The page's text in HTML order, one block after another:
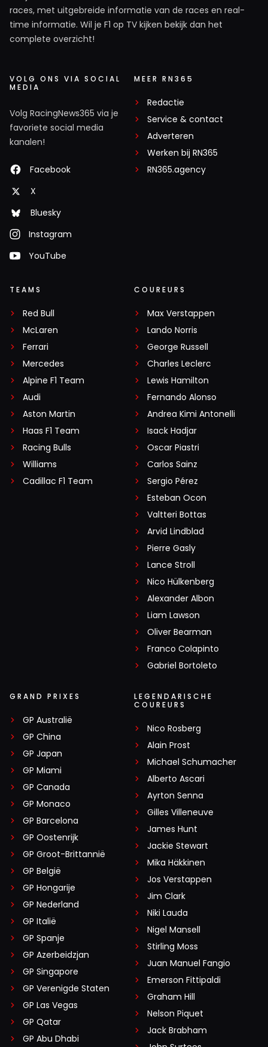
races, met uitgebreide informatie van de races en real-
time informatie. Wil je F1 op TV kijken bekijk dan het
complete overzicht!
VOLG ONS VIA SOCIAL
MEDIA
Volg RacingNews365 via je
favoriete social media
kanalen!
Facebook
X
Bluesky
Instagram
YouTube
MEER RN365
Redactie
Service & contact
Adverteren
Werken bij RN365
RN365.agency
TEAMS
Red Bull
McLaren
Ferrari
Mercedes
Alpine F1 Team
Audi
Aston Martin
Haas F1 Team
Racing Bulls
Williams
Cadillac F1 Team
COUREURS
Max Verstappen
Lando Norris
George Russell
Charles Leclerc
Lewis Hamilton
Fernando Alonso
Andrea Kimi Antonelli
Isack Hadjar
Oscar Piastri
Carlos Sainz
Sergio Pérez
Esteban Ocon
Valtteri Bottas
Arvid Lindblad
Pierre Gasly
Lance Stroll
Nico Hülkenberg
Alexander Albon
Liam Lawson
Oliver Bearman
Franco Colapinto
Gabriel Bortoleto
GRAND PRIXES
GP Australië
GP China
GP Japan
GP Miami
GP Canada
GP Monaco
GP Barcelona
GP Oostenrijk
GP Groot-Brittannië
GP België
GP Hongarije
GP Nederland
GP Italië
GP Spanje
GP Azerbeidzjan
GP Singapore
GP Verenigde Staten
GP Las Vegas
GP Qatar
GP Abu Dhabi
LEGENDARISCHE
COUREURS
Nico Rosberg
Alain Prost
Michael Schumacher
Alberto Ascari
Ayrton Senna
Gilles Villeneuve
James Hunt
Jackie Stewart
Mika Häkkinen
Jos Verstappen
Jim Clark
Niki Lauda
Nigel Mansell
Stirling Moss
Juan Manuel Fangio
Emerson Fittipaldi
Graham Hill
Nelson Piquet
Jack Brabham